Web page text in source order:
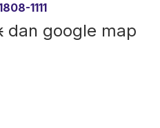
1111
dan google map